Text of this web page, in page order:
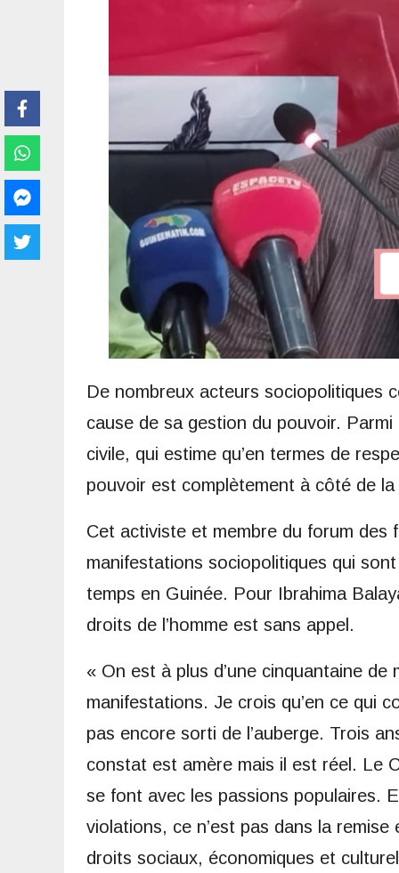
De nombreux acteurs sociopolitiques
cause de sa gestion du pouvoir.
civile, qui estime qu’en termes de
pouvoir est complètement à côté de la
Cet activiste et membre du forum des
manifestations sociopolitiques qui
temps en Guinée. Pour Ibrahima
droits de l’homme est sans appel.
« On est à plus d’une cinquantaine
manifestations. Je crois qu’en ce qui
pas encore sorti de l’auberge. Trois
constat est amère mais il est réel. Le
se font avec les passions populaires.
violations, ce n’est pas dans la
droits sociaux, économiques et